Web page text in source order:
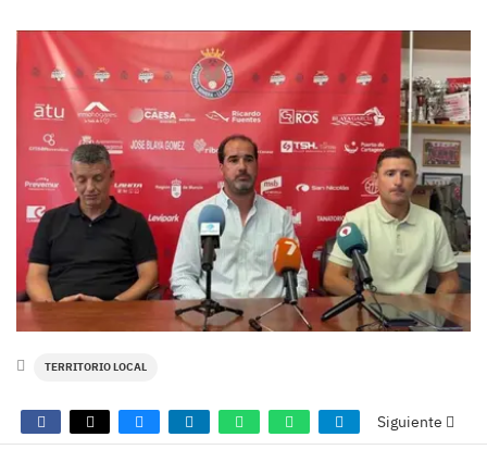
TERRITORIO LOCAL
Siguiente